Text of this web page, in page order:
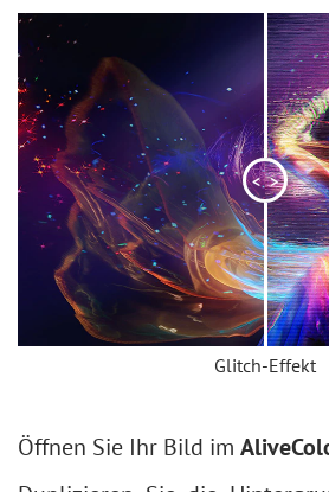
< >
Glitch-Effekt
Öffnen Sie Ihr Bild im